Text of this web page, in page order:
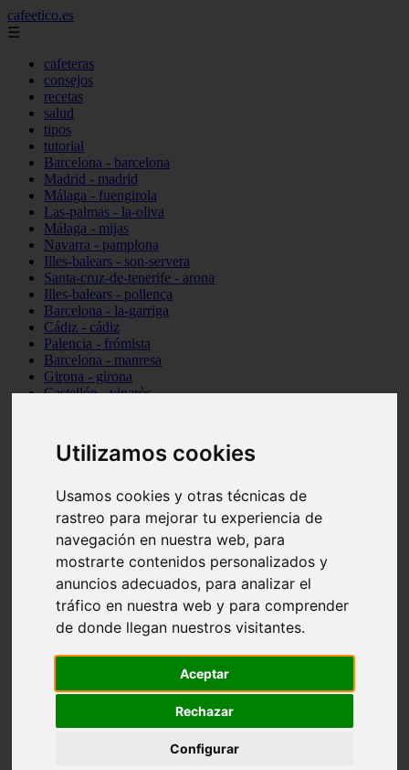
Utilizamos cookies
Usamos cookies y otras técnicas de
rastreo para mejorar tu experiencia de
navegación en nuestra web, para
mostrarte contenidos personalizados y
anuncios adecuados, para analizar el
tráfico en nuestra web y para comprender
de donde llegan nuestros visitantes.
Aceptar
Rechazar
Configurar
cafeetico.es
☰
cafeteras
consejos
recetas
salud
tipos
tutorial
Barcelona - barcelona
Madrid - madrid
Málaga - fuengirola
Las-palmas - la-oliva
Málaga - mijas
Navarra - pamplona
Illes-balears - son-servera
Santa-cruz-de-tenerife - arona
Illes-balears - pollença
Barcelona - la-garriga
Cádiz - cádiz
Palencia - frómista
Barcelona - manresa
Girona - girona
Castellón - vinaròs
Málaga - nerja
Girona - blanes
Málaga - marbella
Asturias - gijón
Girona - figueres
Alicante - santa-pola
Almería - roquetas-de-mar
Girona - tossa-de-mar
Barcelona - sant-cugat-del-vallès
Alicante - l39alfàs-del-pi
Barcelona - vilanova-i-la-geltrú
Castellón - peñíscola
Illes-balears - sant-josep-de-sa-talaia